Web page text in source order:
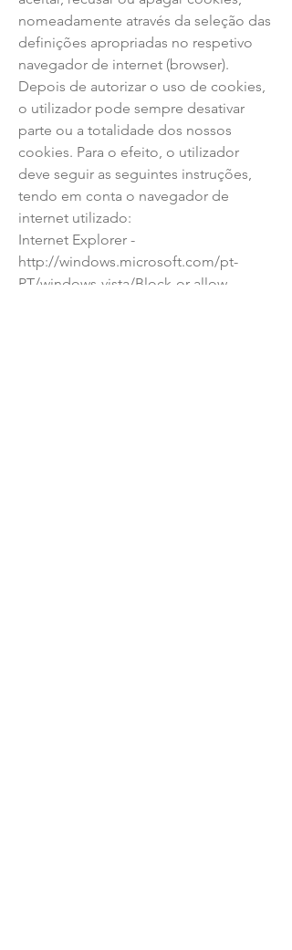
nomeadamente através da seleção das
definições apropriadas no respetivo
navegador de internet (browser).
Depois de autorizar o uso de cookies,
o utilizador pode sempre desativar
parte ou a totalidade dos nossos
cookies. Para o efeito, o utilizador
deve seguir as seguintes instruções,
tendo em conta o navegador de
internet utilizado:
Internet Explorer -
http://windows.microsoft.com/pt-
PT/windows-vista/Block-or-allow-